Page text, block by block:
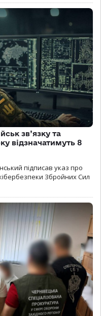
зв’язку та
відзначатимуть 8
підписав указ про
Збройних Сил